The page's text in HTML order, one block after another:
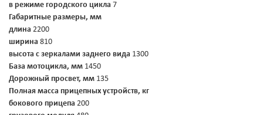
в режиме городского цикла 7
Габаритные размеры, мм
длина 2200
ширина 810
высота с зеркалами заднего вида 1300
База мотоцикла, мм 1450
Дорожный просвет, мм 135
Полная масса прицепных устройств, кг
бокового прицепа 200